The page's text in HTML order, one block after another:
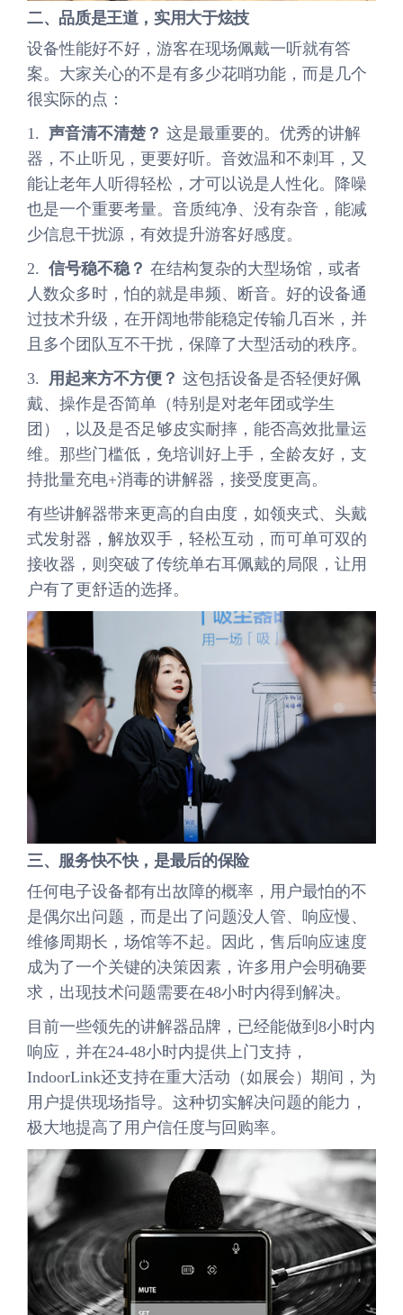
二、 品质是王道，实用大于炫技
设备性能好不好，游客在现场佩戴一听就有答
案。大家关心的不是有多少花哨功能，而是几个
很实际的点：
1. 声音清不清楚？ 这是最重要的。优秀的讲解
器，不止听见，更要好听。音效温和不刺耳，又
能让老年人听得轻松，才可以说是人性化。降噪
也是一个重要考量。音质纯净、没有杂音，能减
少信息干扰源，有效提升游客好感度。
2. 信号稳不稳？ 在结构复杂的大型场馆，或者
人数众多时，怕的就是串频、断音。好的设备通
过技术升级，在开阔地带能稳定传输几百米，并
且多个团队互不干扰，保障了大型活动的秩序。
3. 用起来方不方便？ 这包括设备是否轻便好佩
戴、操作是否简单（特别是对老年团或学生
团），以及是否足够皮实耐摔，能否高效批量运
维。那些门槛低，免培训好上手，全龄友好，支
持批量充电+消毒的讲解器，接受度更高。
有些讲解器带来更高的自由度，如领夹式、头戴
式发射器，解放双手，轻松互动，而可单可双的
接收器，则突破了传统单右耳佩戴的局限，让用
户有了更舒适的选择。
三、服务快不快，是最后的保险
任何电子设备都有出故障的概率，用户最怕的不
是偶尔出问题，而是出了问题没人管、响应慢、
维修周期长，场馆等不起。因此，售后响应速度
成为了一个关键的决策因素，许多用户会明确要
求，出现技术问题需要在48小时内得到解决。
目前一些领先的讲解器品牌，已经能做到8小时内
响应，并在24-48小时内提供上门支持，
IndoorLink还支持在重大活动（如展会）期间，为
用户提供现场指导。这种切实解决问题的能力，
极大地提高了用户信任度与回购率。